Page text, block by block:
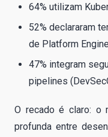
64% utilizam
52% declararam
de Platform
47% integram
pipelines
O recado é claro: o
profunda entre